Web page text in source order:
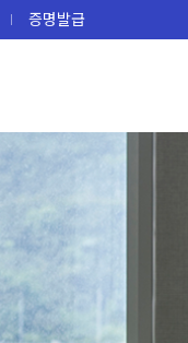
증명발급